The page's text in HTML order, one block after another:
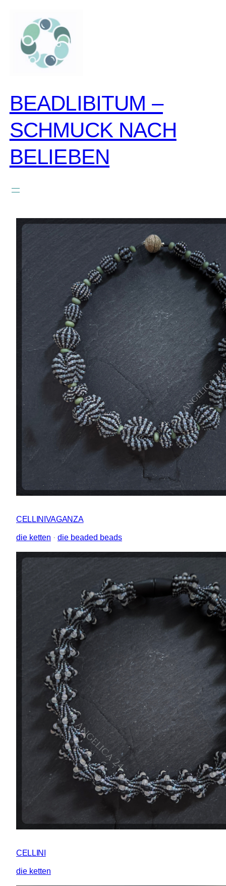
springen
BEADLIBITUM –
SCHMUCK NACH
BELIEBEN
CELLINIVAGANZA
die ketten · die beaded beads
CELLINI
die ketten